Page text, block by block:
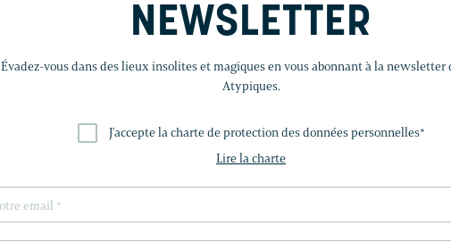
NEWSLETTER
Évadez-vous dans des lieux insolites et magiques en vous abonnant à la newsletter
Atypiques.
J'accepte la charte de protection des données personnelles*
Lire la charte